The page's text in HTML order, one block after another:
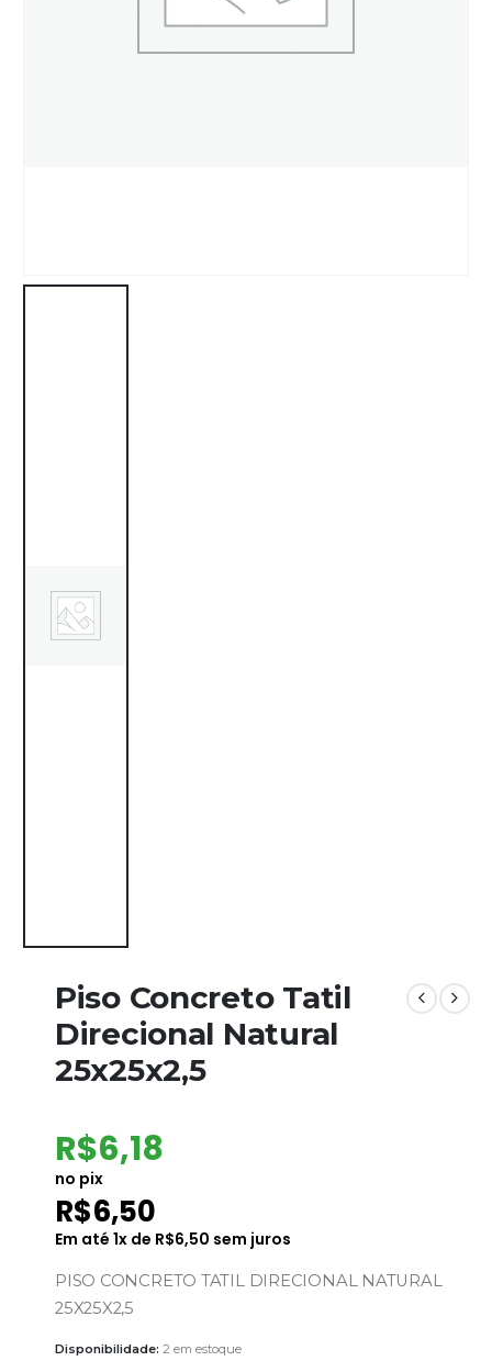
Piso Concreto Tatil
Direcional Natural
25x25x2,5
R$6,18
no pix
R$6,50
Em até 1x de R$6,50 sem juros
PISO CONCRETO TATIL DIRECIONAL NATURAL
25X25X2,5
Disponibilidade: 2 em estoque